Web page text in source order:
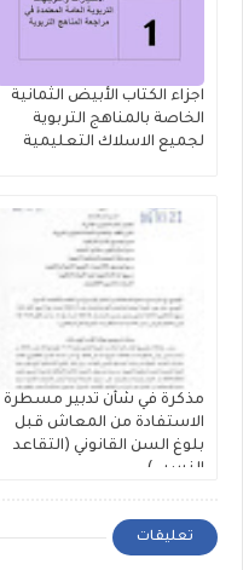
اجزاء الكتاب الأبيض الثمانية
الخاصة بالمناهج التربوية
لجميع الاسلاك التعليمية
مذكرة في شأن تدبير مسطرة
الاستفادة من المعاش قبل
بلوغ السن القانوني (التقاعد
النسبي)
تعليقات